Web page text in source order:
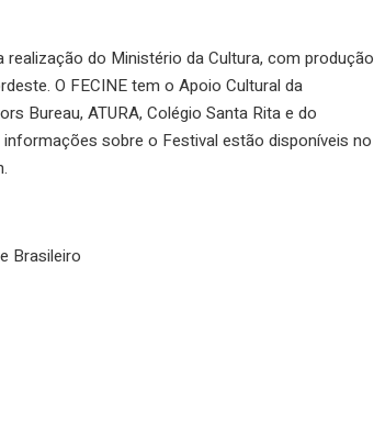
do Ministério da Cultura, com produção
O FECINE tem o Apoio Cultural da
Bureau, ATURA, Colégio Santa Rita e do
sobre o Festival estão disponíveis no
Brasileiro